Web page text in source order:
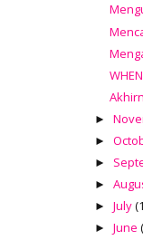
►
►
►
►
► July
► June